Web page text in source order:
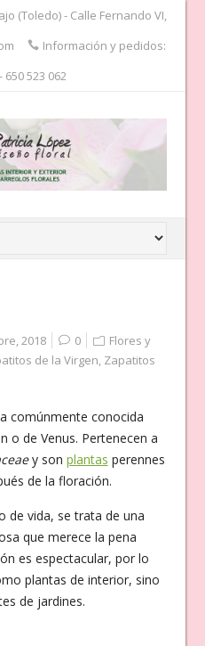
(Toledo) - Calle Fernando VI,
Información y pedidos:
650 523 062
2018 0
Flores y
de la Virgen, Zapatitos
comúnmente conocida
o de Venus. Pertenecen a
y son plantas perennes
de la floración.
de vida, se trata de una
que merece la pena
es espectacular, por lo
plantas de interior, sino
de jardines.